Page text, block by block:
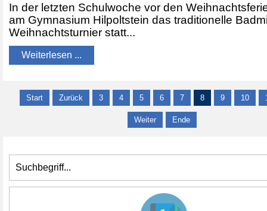
In der letzten Schulwoche vor den
am Gymnasium Hilpoltstein das traditionelle
Weihnachtsturnier statt...
Weiterlesen ...
Start Zurück 3 4 5 6 7 8 9 10
Weiter Ende